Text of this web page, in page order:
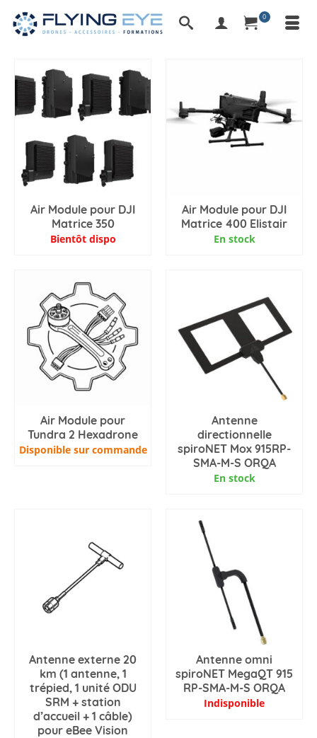
0
Air Module pour DJI
Matrice 350
Bientôt dispo
Air Module pour DJI
Matrice 400 Elistair
En stock
Air Module pour
Tundra 2 Hexadrone
Disponible sur commande
Antenne
directionnelle
spiroNET Mox 915RP-
SMA-M-S ORQA
En stock
Antenne externe 20
km (1 antenne, 1
trépied, 1 unité ODU
SRM + station
d’accueil + 1 câble)
pour eBee Vision
Antenne omni
spiroNET MegaQT 915
RP-SMA-M-S ORQA
Indisponible